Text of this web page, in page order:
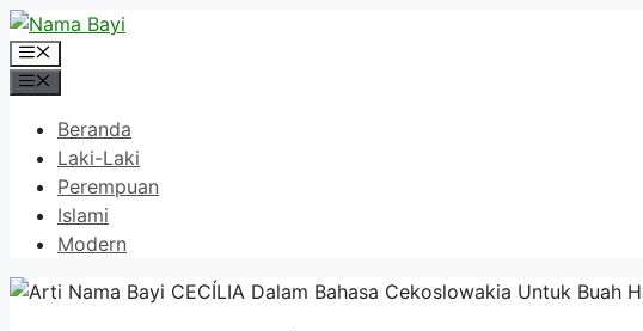
Langsung
ke
isi
Menu
Beranda
Laki-Laki
Perempuan
Islami
Modern